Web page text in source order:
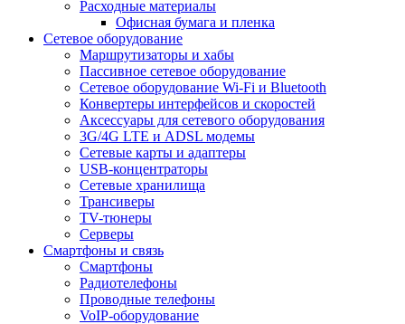
Расходные материалы
Офисная бумага и пленка
Сетевое оборудование
Маршрутизаторы и хабы
Пассивное сетевое оборудование
Сетевое оборудование Wi-Fi и Bluetooth
Конвертеры интерфейсов и скоростей
Аксессуары для сетевого оборудования
3G/4G LTE и ADSL модемы
Сетевые карты и адаптеры
USB-концентраторы
Сетевые хранилища
Трансиверы
TV-тюнеры
Серверы
Смартфоны и связь
Смартфоны
Радиотелефоны
Проводные телефоны
VoIP-оборудование